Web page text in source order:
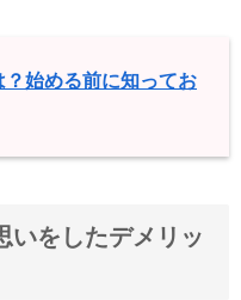
始める前に知ってお
いをしたデメリッ